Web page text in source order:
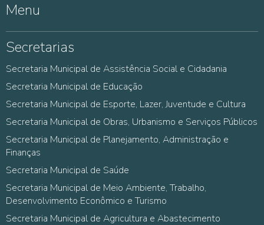
Menu
Secretarias
Secretaria Municipal de Assistência Social e Cidadania
Secretaria Municipal de Educação
Secretaria Municipal de Esporte, Lazer, Juventude e Cultura
Secretaria Municipal de Obras, Urbanismo e Serviços Públicos
Secretaria Municipal de Planejamento, Administração e
Finanças
Secretaria Municipal de Saúde
Secretaria Municipal de Meio Ambiente, Trabalho,
Desenvolvimento Econômico e Turismo
Secretaria Municipal de Agricultura e Abastecimento